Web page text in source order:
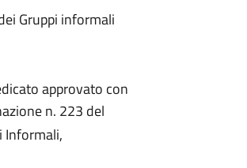
Gruppi informali
approvato con
n. 223 del
Informali,